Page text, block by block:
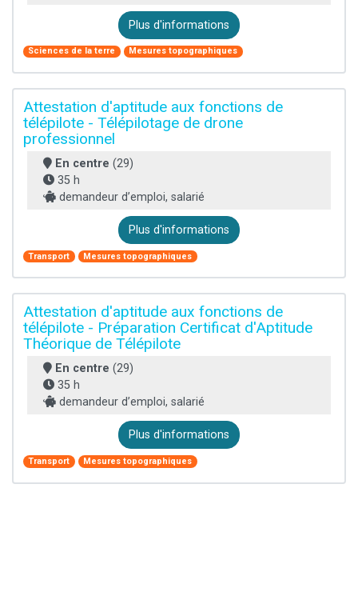
Plus d'informations
Sciences de la terre Mesures topographiques
Attestation d'aptitude aux fonctions de
télépilote - Télépilotage de drone
professionnel
En centre (29)
35 h
demandeur d’emploi, salarié
Plus d'informations
Transport Mesures topographiques
Attestation d'aptitude aux fonctions de
télépilote - Préparation Certificat d'Aptitude
Théorique de Télépilote
En centre (29)
35 h
demandeur d’emploi, salarié
Plus d'informations
Transport Mesures topographiques